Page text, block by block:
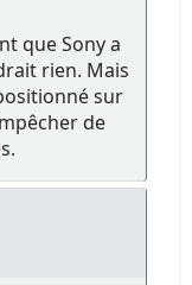
que Sony a
rien. Mais
sur
de